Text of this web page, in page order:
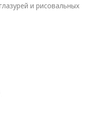
и рисовальных